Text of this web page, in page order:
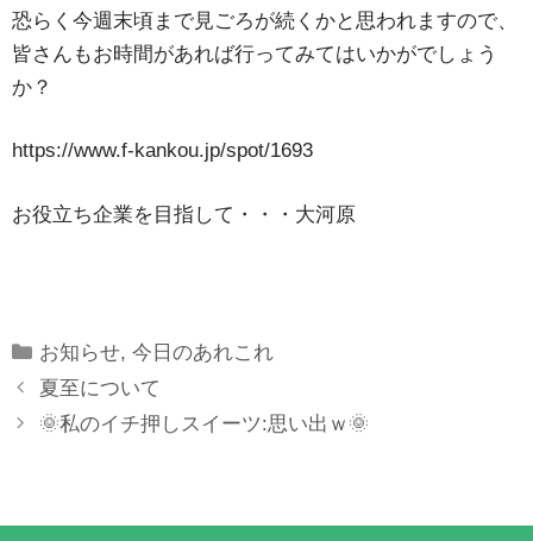
恐らく今週末頃まで見ごろが続くかと思われますので、
皆さんもお時間があれば行ってみてはいかがでしょう
か？
https://www.f-kankou.jp/spot/1693
お役立ち企業を目指して・・・大河原
Categories
お知らせ,今日のあれこれ
夏至について
🌞私のイチ押しスイーツ:思い出ｗ🌞